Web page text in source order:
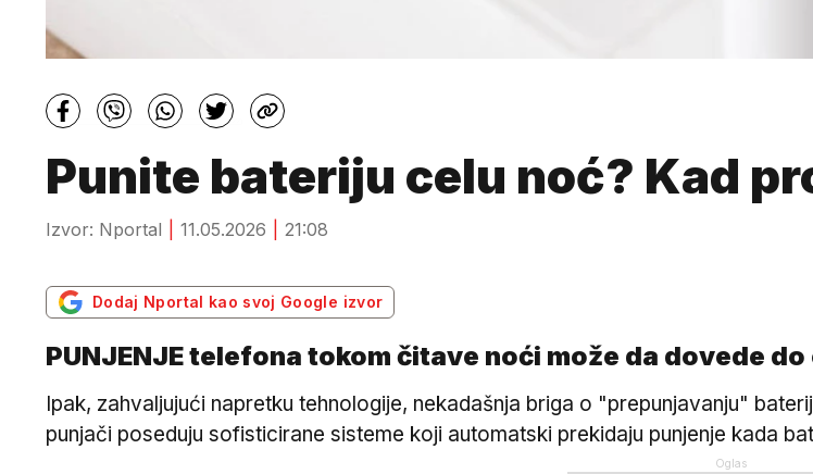
Punite bateriju celu noć? Kad
Izvor: Nportal 11.05.2026 21:08
Dodaj Nportal kao svoj Google izvor
PUNJENJE telefona tokom čitave noći može da dovede
Ipak, zahvaljujući napretku tehnologije, nekadašnja briga o "prepunjavanju"
punjači poseduju sofisticirane sisteme koji automatski prekidaju punjenje kada